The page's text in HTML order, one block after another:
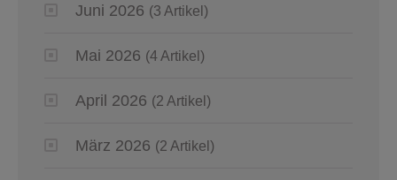
Juni 2026 (3 Artikel)
Mai 2026 (4 Artikel)
April 2026 (2 Artikel)
März 2026 (2 Artikel)